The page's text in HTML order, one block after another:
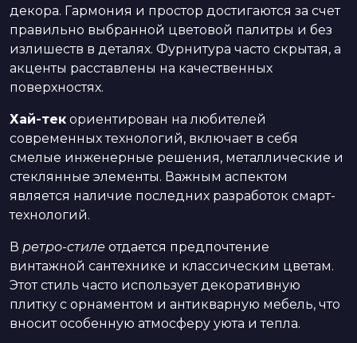
декора. Гармония и простор достигаются за счет
правильно выбранной цветовой палитры и без
излишеств в деталях. Фурнитура часто скрытая, а
акценты расставлены на качественных
поверхностях.
Хай-тек ориентирован на любителей
современных технологий, включает в себя
смелые инженерные решения, металлические и
стеклянные элементы. Важным аспектом
является наличие последних разработок смарт-
технологий.
В ретро-стиле отдается предпочтение
винтажной сантехнике и классическим цветам.
Этот стиль часто использует декоративную
плитку с орнаментом и антикварную мебель, что
вносит особенную атмосферу уюта и тепла.